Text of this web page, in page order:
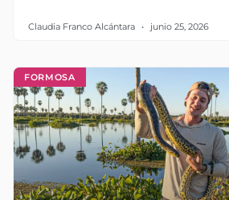
Claudia Franco Alcántara junio 25, 2026
FORMOSA